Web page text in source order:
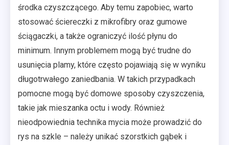
środka czyszczącego. Aby temu zapobiec, warto
stosować ściereczki z mikrofibry oraz gumowe
ściągaczki, a także ograniczyć ilość płynu do
minimum. Innym problemem mogą być trudne do
usunięcia plamy, które często pojawiają się w wyniku
długotrwałego zaniedbania. W takich przypadkach
pomocne mogą być domowe sposoby czyszczenia,
takie jak mieszanka octu i wody. Również
nieodpowiednia technika mycia może prowadzić do
rys na szkle – należy unikać szorstkich gąbek i